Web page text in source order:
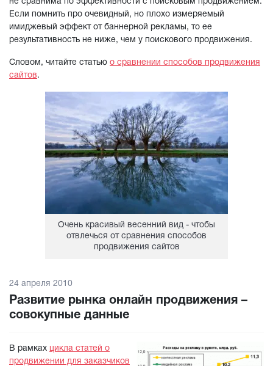
Если помнить про очевидный, но плохо измеряемый
имиджевый эффект от баннерной рекламы, то ее
результативность не ниже, чем у поискового продвижения.
Словом, читайте статью о сравнении способов продвижения
сайтов.
Очень красивый весенний вид - чтобы
отвлечься от сравнения способов
продвижения сайтов
24 апреля 2010
Развитие рынка онлайн продвижения –
совокупные данные
В рамках цикла статей о
продвижении для заказчиков